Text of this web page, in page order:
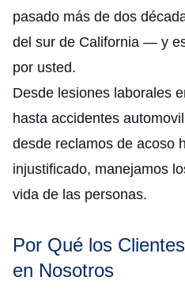
pasado más de dos
del sur de California — y
por usted.
Desde lesiones laborales
hasta accidentes
desde reclamos de acoso
injustificado, manejamos
vida de las personas.
Por Qué los
en Nosotros